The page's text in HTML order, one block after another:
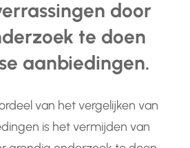
door
te doen
aanbiedingen.
van het vergelijken van
is het vermijden van